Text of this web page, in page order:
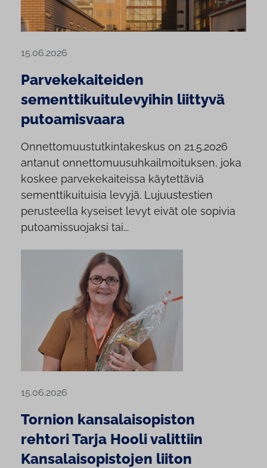
15.06.2026
Parvekekaiteiden
sementtikuitulevyihin liittyvä
putoamisvaara
Onnettomuustutkintakeskus on 21.5.2026
antanut onnettomuusuhkailmoituksen, joka
koskee parvekekaiteissa käytettäviä
sementtikuituisia levyjä. Lujuustestien
perusteella kyseiset levyt eivät ole sopivia
putoamissuojaksi tai...
15.06.2026
Tornion kansalaisopiston
rehtori Tarja Hooli valittiin
Kansalaisopistojen liiton